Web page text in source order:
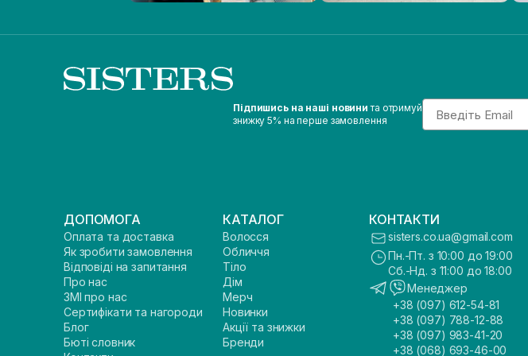
Підпишись на наші новини та отримуй
знижку 5% на перше замовлення
Email
ДОПОМОГА
Оплата та доставка
Як зробити замовлення
Відповіді на запитання
Про нас
ЗМІ про нас
Сертифікати та нагороди
Блог
Бюті словник
КАТАЛОГ
Волосся
Обличчя
Тіло
Дім
Мерч
Новинки
Акції та знижки
Бренди
КОНТАКТИ
sisters.co.ua@gmail.com
Пн.-Пт. з 10:00 до 19:00
Сб.-Нд. з 11:00 до 18:00
Менеджер
+38 (097) 612-54-81
+38 (097) 788-12-88
+38 (097) 983-41-20
+38 (068) 693-46-00